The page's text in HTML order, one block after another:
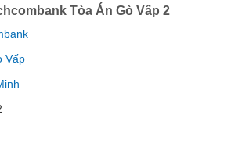
Tòa Án Gò Vấp 2
Vấp